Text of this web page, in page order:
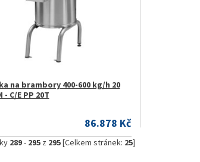
na brambory 400-600 kg/h 20
- C/E PP 20T
86.878 Kč
289- 295z 295[Celkem stránek: 25]